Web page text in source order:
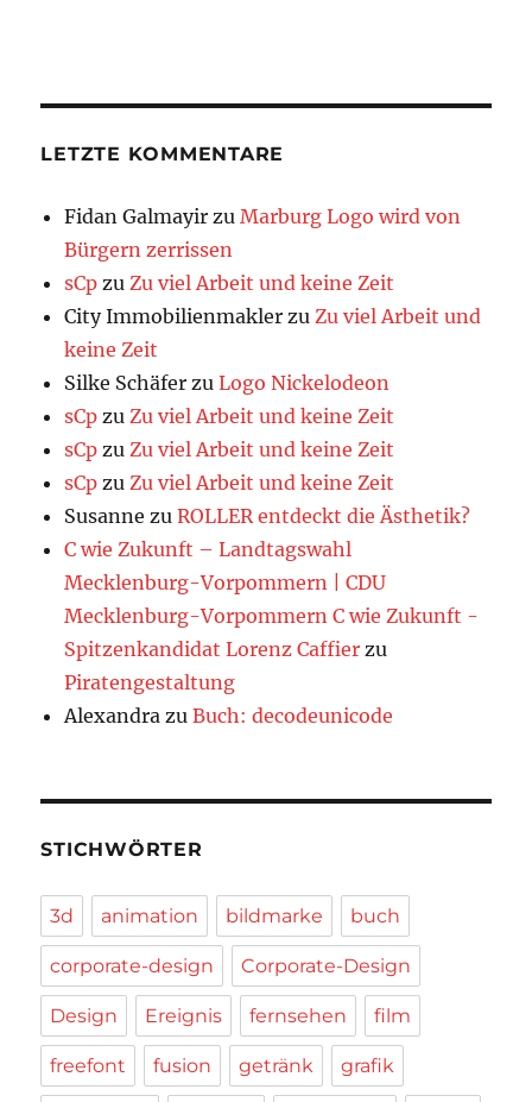
LETZTE KOMMENTARE
Fidan Galmayir zu Marburg Logo wird von
Bürgern zerrissen
sCp zu Zu viel Arbeit und keine Zeit
City Immobilienmakler zu Zu viel Arbeit und
keine Zeit
Silke Schäfer zuLogo Nickelodeon
sCp zu Zu viel Arbeit und keine Zeit
sCp zu Zu viel Arbeit und keine Zeit
sCp zu Zu viel Arbeit und keine Zeit
Susanne zuROLLER entdeckt die Ästhetik?
C wie Zukunft – Landtagswahl
Mecklenburg-Vorpommern | CDU
Mecklenburg-Vorpommern C wie Zukunft -
Spitzenkandidat Lorenz Caffier zu
Piratengestaltung
Alexandra zuBuch: decodeunicode
STICHWÖRTER
3d animation bildmarke buch
corporate-design Corporate-Design
Design Ereignis fernsehen film
freefont fusion getränk grafik